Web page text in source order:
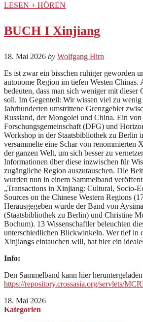
LESEN + HÖREN
BUCH I Xinjiang
18. Mai 2026 by Wolfgang Hirn
Es ist zwar ein bisschen ruhiger geworden
autonome Region im tiefen Westen Chinas.
bedeuten, dass man sich weniger mit dieser
soll. Im Gegenteil: Wir wissen viel zu wenig
Jahrhunderten umstrittene Grenzgebiet
Russland, der Mongolei und China. Ein von
Forschungsgemeinschaft (DFG) und
Workshop in der Staatsbibliothek zu Berlin
versammelte eine Schar von renommierten
der ganzen Welt, um sich besser zu
Informationen über diese inzwischen für
zugängliche Region auszutauschen. Die
wurden nun in einem Sammelband
„Transactions in Xinjiang: Cultural, Socio-
Sources on the Chinese Western Regions
Herausgegeben wurde der Band von
(Staatsbibliothek zu Berlin) und Christine
Bochum). 13 Wissenschaftler beleuchten
unterschiedlichen Blickwinkeln. Wer tief in
Xinjiangs eintauchen will, hat hier ein
Info:
Den Sammelband kann hier
https://repository.crossasia.org/servlets/
18. Mai 2026
Kategorien